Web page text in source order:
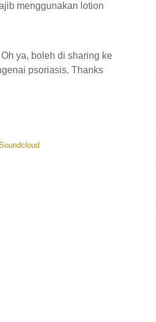
menggunakan lotion
ya, boleh di sharing ke
psoriasis. Thanks